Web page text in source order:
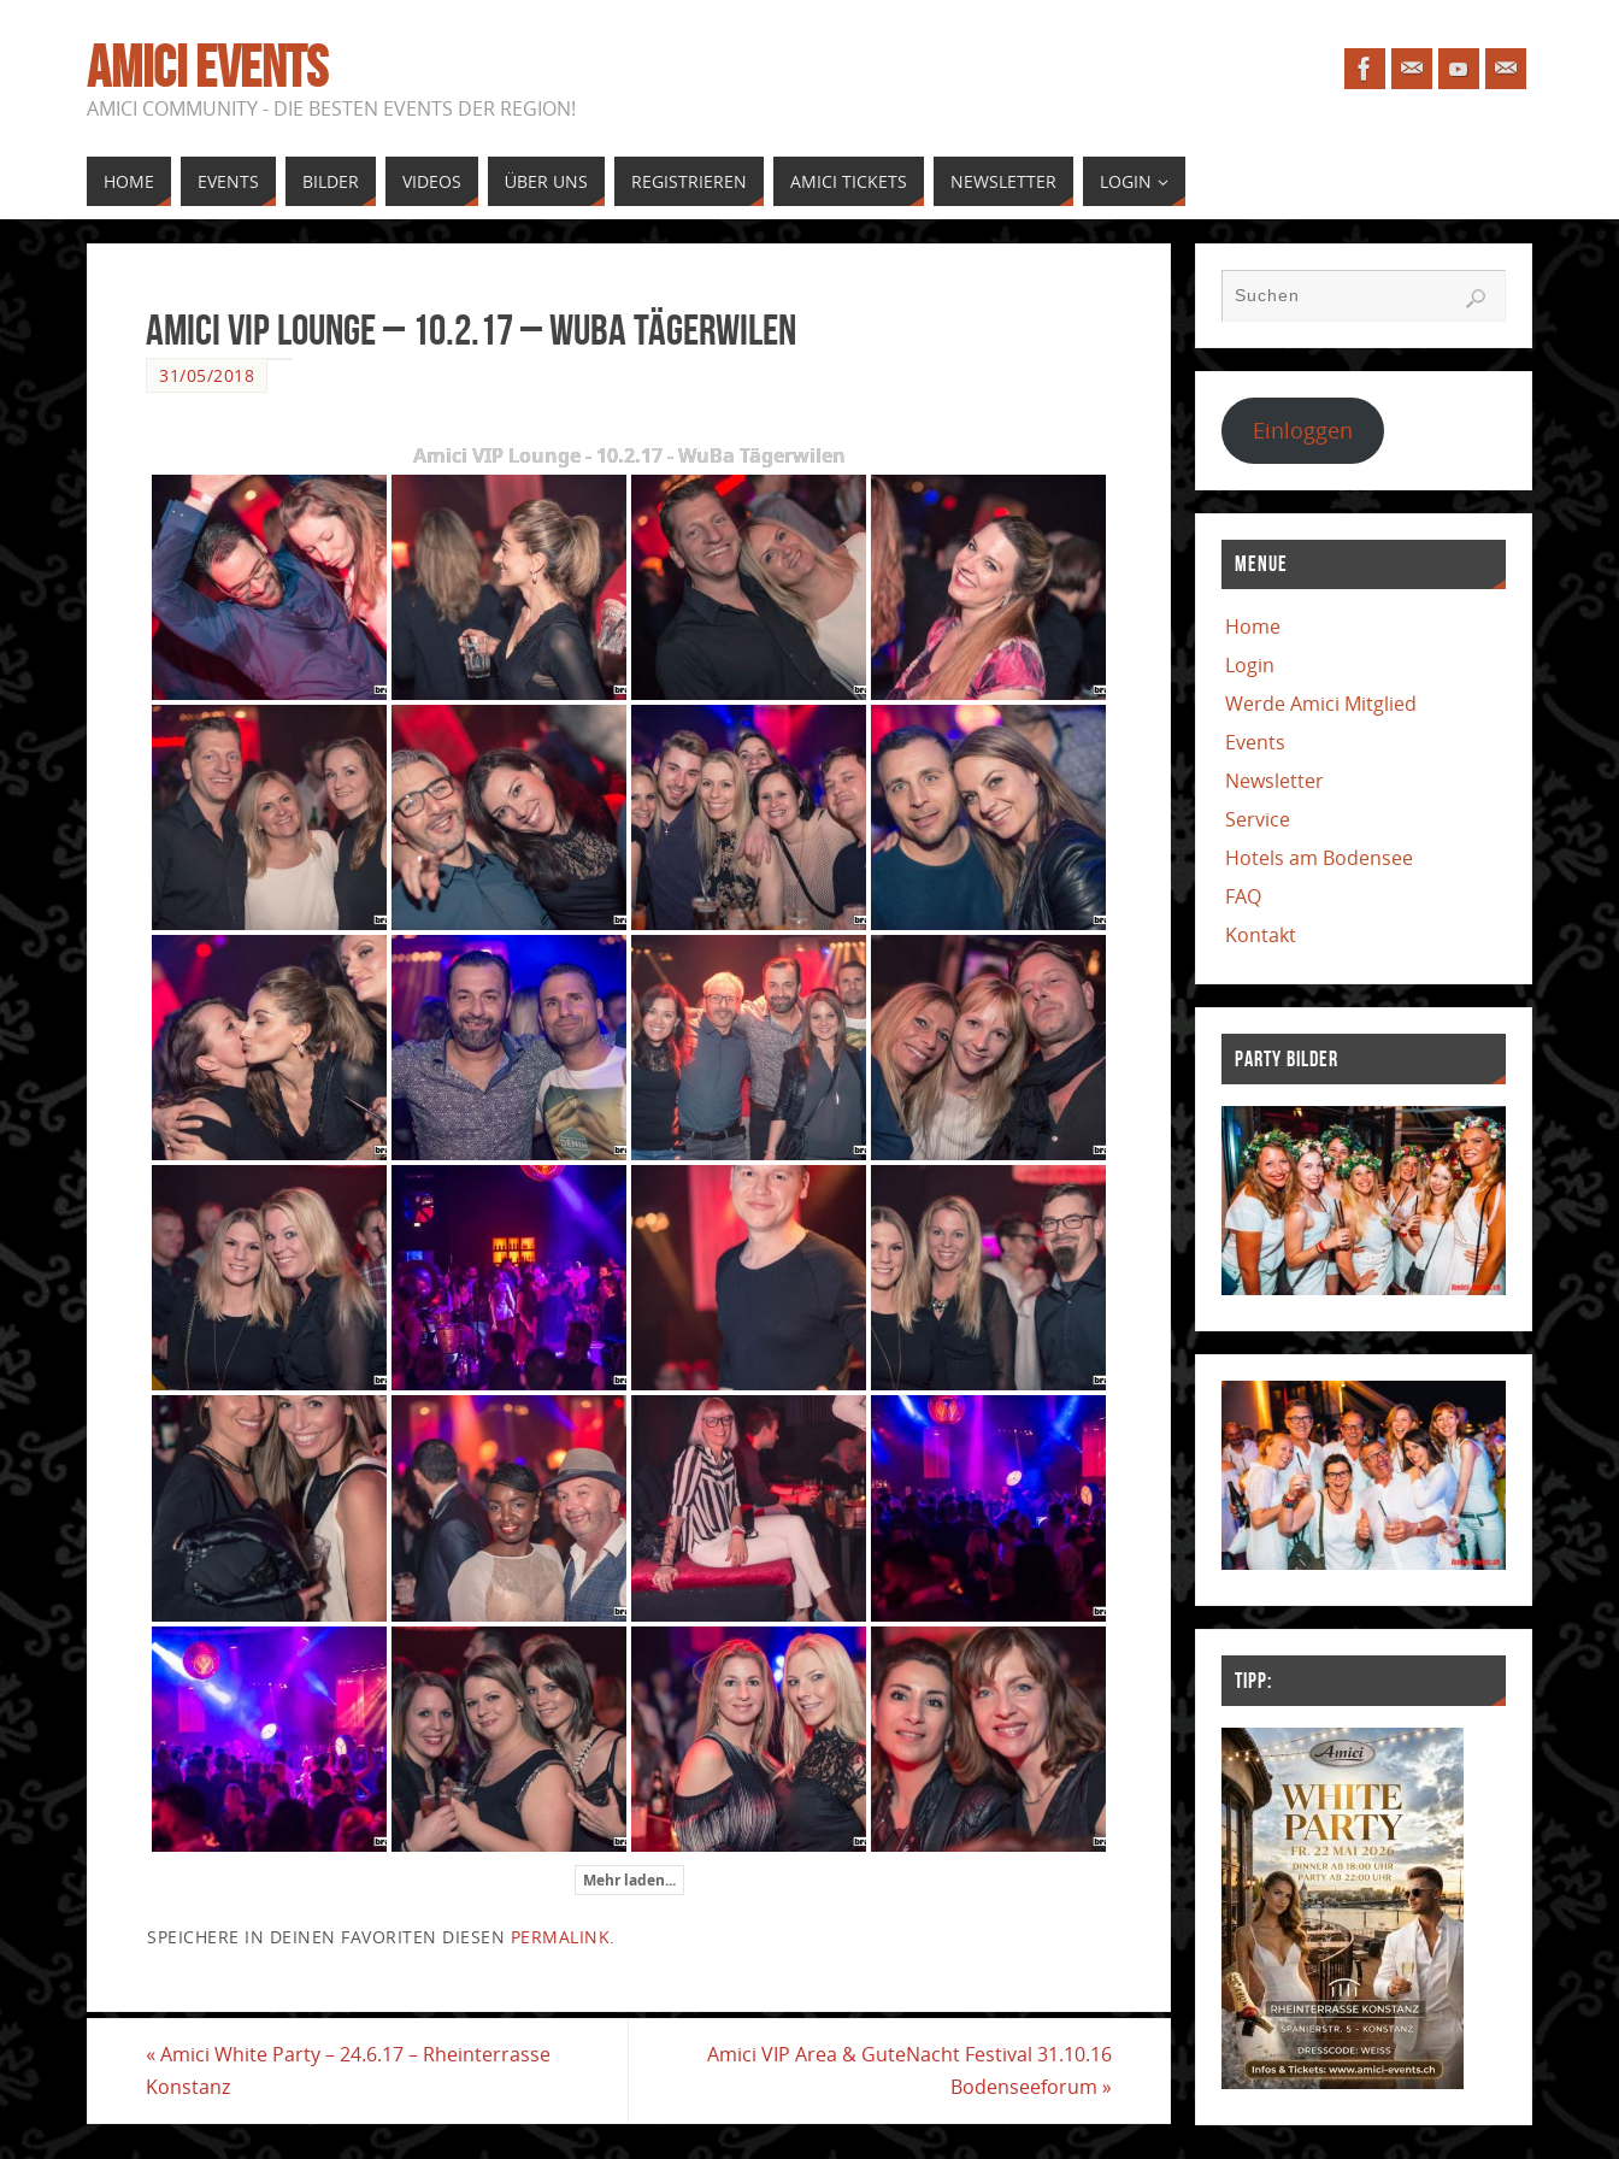
AMICI EVENTS
AMICI COMMUNITY - DIE BESTEN EVENTS DER REGION!
HOME EVENTS BILDER VIDEOS ÜBER UNS REGISTRIEREN AMICI TICKETS NEWSLETTER LOGIN
Amici VIP Lounge – 10.2.17 – WuBa Tägerwilen
31/05/2018
Amici VIP Lounge - 10.2.17 - WuBa Tägerwilen
Mehr laden...
SPEICHERE IN DEINEN FAVORITEN DIESEN PERMALINK
«Amici White Party – 24.6.17 – Rheinterrasse
Konstanz
Amici VIP Area & GuteNacht Festival 31.10.16
Bodenseeforum »
Einloggen
MENUE
Home
Login
Werde Amici Mitglied
Events
Newsletter
Service
Hotels am Bodensee
FAQ
Kontakt
PARTY BILDER
TIPP: